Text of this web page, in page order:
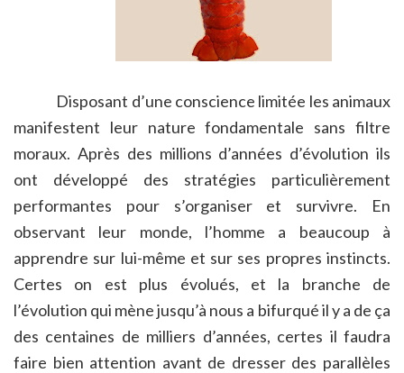
Disposant d’une conscience limitée les animaux
manifestent leur nature fondamentale sans filtre
moraux. Après des millions d’années d’évolution ils
ont développé des stratégies particulièrement
performantes pour s’organiser et survivre. En
observant leur monde, l’homme a beaucoup à
apprendre sur lui-même et sur ses propres instincts.
Certes on est plus évolués, et la branche de
l’évolution qui mène jusqu’à nous a bifurqué il y a de ça
des centaines de milliers d’années, certes il faudra
faire bien attention avant de dresser des parallèles